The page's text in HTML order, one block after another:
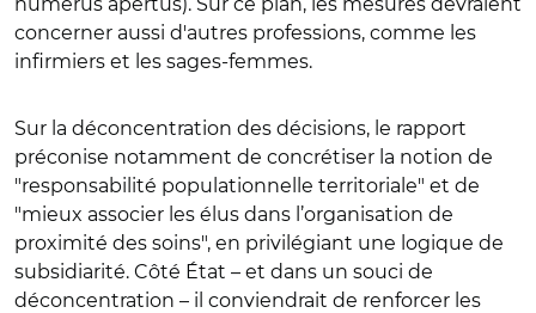
concerner aussi d'autres professions, comme les
infirmiers et les sages-femmes.
Sur la déconcentration des décisions, le rapport
préconise notamment de concrétiser la notion de
"responsabilité populationnelle territoriale" et de
"mieux associer les élus dans l’organisation de
proximité des soins", en privilégiant une logique de
subsidiarité. Côté État – et dans un souci de
déconcentration – il conviendrait de renforcer les